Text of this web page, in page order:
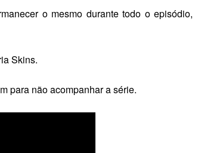
o mesmo durante todo o episódio,
Skins.
para não acompanhar a série.